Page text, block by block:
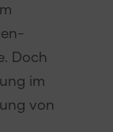
Doch
im
von